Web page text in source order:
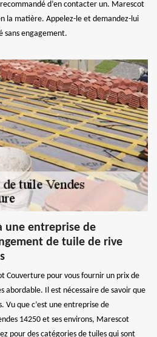
d’en contacter un. Marescot
la matière. Appelez-le et demandez-lui
sans engagement.
une entreprise de
de tuile de rive
Couverture pour vous fournir un prix de
Il est nécessaire de savoir que
Vu que c’est une entreprise de
14250 et ses environs, Marescot
pour des catégories de tuiles qui sont